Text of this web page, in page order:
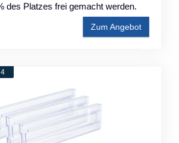
des Platzes frei gemacht werden.
Zum Angebot